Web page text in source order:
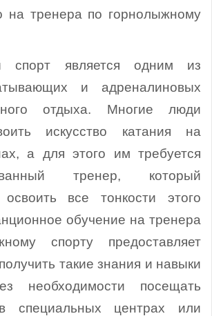
на тренера по горнолыжному
спорт является одним из
и адреналиновых
отдыха. Многие люди
искусство катания на
а для этого им требуется
тренер, который
все тонкости этого
обучение на тренера
спорту предоставляет
такие знания и навыки
необходимости посещать
специальных центрах или